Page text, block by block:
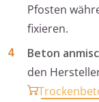
Pfosten
fixieren.
Beton
den